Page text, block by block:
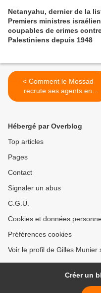
Netanyahu, dernier de la
Premiers ministres
coupables de crimes
Palestiniens depuis 1948
< Comment le Mossad
recrute ses agents en
Turquie
Hébergé par Overblog
Top articles
Pages
Contact
Signaler un abus
C.G.U.
Cookies et données
Préférences cookies
Voir le profil de Gilles Munier
Créer un